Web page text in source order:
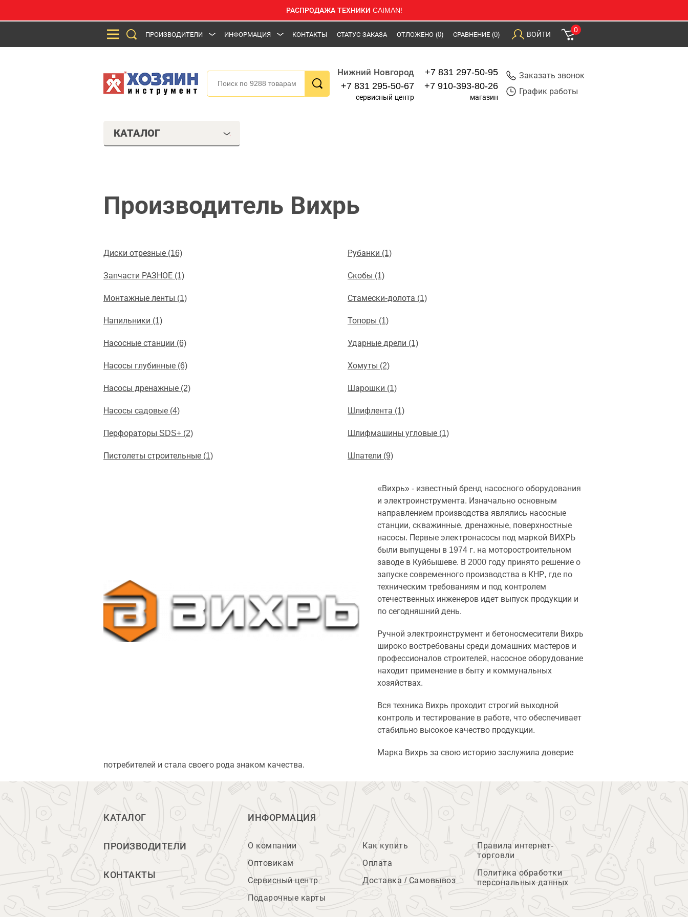
РАСПРОДАЖА ТЕХНИКИ CAIMAN!
ПРОИЗВОДИТЕЛИ ИНФОРМАЦИЯ КОНТАКТЫ СТАТУС ЗАКАЗА ОТЛОЖЕНО (0) СРАВНЕНИЕ (0) ВОЙТИ
0
Нижний Новгород
+7 831 295-50-67
сервисный центр
+7 831 297-50-95
+7 910-393-80-26
магазин
Заказать звонок
График работы
КАТАЛОГ
Производитель Вихрь
Диски отрезные (16)
Запчасти РАЗНОЕ (1)
Монтажные ленты (1)
Напильники (1)
Насосные станции (6)
Насосы глубинные (6)
Насосы дренажные (2)
Насосы садовые (4)
Перфораторы SDS+ (2)
Пистолеты строительные (1)
Рубанки (1)
Скобы (1)
Стамески-долота (1)
Топоры (1)
Ударные дрели (1)
Хомуты (2)
Шарошки (1)
Шлифлента (1)
Шлифмашины угловые (1)
Шпатели (9)
«Вихрь» - известный бренд насосного оборудования
и электроинструмента. Изначально основным
направлением производства являлись насосные
станции, скважинные, дренажные, поверхностные
насосы. Первые электронасосы под маркой ВИХРЬ
были выпущены в 1974 г. на моторостроительном
заводе в Куйбышеве. В 2000 году принято решение о
запуске современного производства в КНР, где по
техническим требованиям и под контролем
отечественных инженеров идет выпуск продукции и
по сегодняшний день.
Ручной электроинструмент и бетоносмесители Вихрь
широко востребованы среди домашних мастеров и
профессионалов строителей, насосное оборудование
находит применение в быту и коммунальных
хозяйствах.
Вся техника Вихрь проходит строгий выходной
контроль и тестирование в работе, что обеспечивает
стабильно высокое качество продукции.
Марка Вихрь за свою историю заслужила доверие
потребителей и стала своего рода знаком качества.
КАТАЛОГ
ПРОИЗВОДИТЕЛИ
КОНТАКТЫ
ИНФОРМАЦИЯ
О компании
Оптовикам
Сервисный центр
Подарочные карты
Как купить
Оплата
Доставка / Самовывоз
Правила интернет-
торговли
Политика обработки
персональных данных